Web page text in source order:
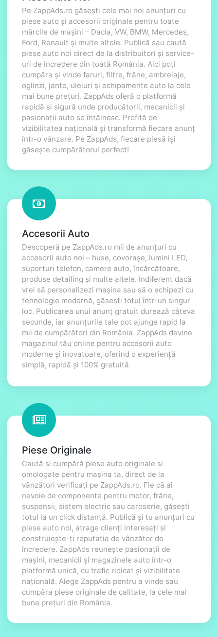
Pe ZappAds.ro găsești cele mai noi anunțuri cu
piese auto și accesorii originale pentru toate
mărcile de mașini – Dacia, VW, BMW, Mercedes,
Ford, Renault și multe altele. Publică sau caută
piese auto noi direct de la distribuitori și service-
uri de încredere din toată România. Aici poți
cumpăra și vinde faruri, filtre, frâne, ambreiaje,
oglinzi, jante, uleiuri și echipamente auto la cele
mai bune prețuri. ZappAds oferă o platformă
rapidă și sigură unde producătorii, mecanicii și
pasionații auto se întâlnesc. Profită de
vizibilitatea națională și transformă fiecare anunț
într-o vânzare. Pe ZappAds, fiecare piesă își
găsește cumpărătorul perfect!
Accesorii Auto
Descoperă pe ZappAds.ro mii de anunțuri cu
accesorii auto noi – huse, covorașe, lumini LED,
suporturi telefon, camere auto, încărcătoare,
produse detailing și multe altele. Indiferent dacă
vrei să personalizezi mașina sau să o echipezi cu
tehnologie modernă, găsești totul într-un singur
loc. Publicarea unui anunț gratuit durează câteva
secunde, iar anunțurile tale pot ajunge rapid la
mii de cumpărători din România. ZappAds devine
magazinul tău online pentru accesorii auto
moderne și inovatoare, oferind o experiență
simplă, rapidă și 100% gratuită.
Piese Originale
Caută și cumpără piese auto originale și
omologate pentru mașina ta, direct de la
vânzători verificați pe ZappAds.ro. Fie că ai
nevoie de componente pentru motor, frâne,
suspensii, sistem electric sau caroserie, găsești
totul la un click distanță. Publică și tu anunțuri cu
piese auto noi, atrage clienți interesați și
construiește-ți reputația de vânzător de
încredere. ZappAds reunește pasionații de
mașini, mecanicii și magazinele auto într-o
platformă unică, cu trafic ridicat și vizibilitate
națională. Alege ZappAds pentru a vinde sau
cumpăra piese originale de calitate, la cele mai
bune prețuri din România.